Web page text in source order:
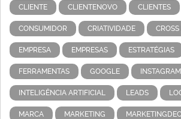
CLIENTE CLIENTENOVO CLIENTES
CONSUMIDOR CRIATIVIDADE
EMPRESA EMPRESAS ESTRATÉGIAS
FERRAMENTAS GOOGLE INSTAGRAM
INTELIGÊNCIA ARTIFICIAL LEADS
MARCA MARKETING